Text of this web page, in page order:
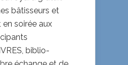
bâtisseurs et
soirée aux
biblio-